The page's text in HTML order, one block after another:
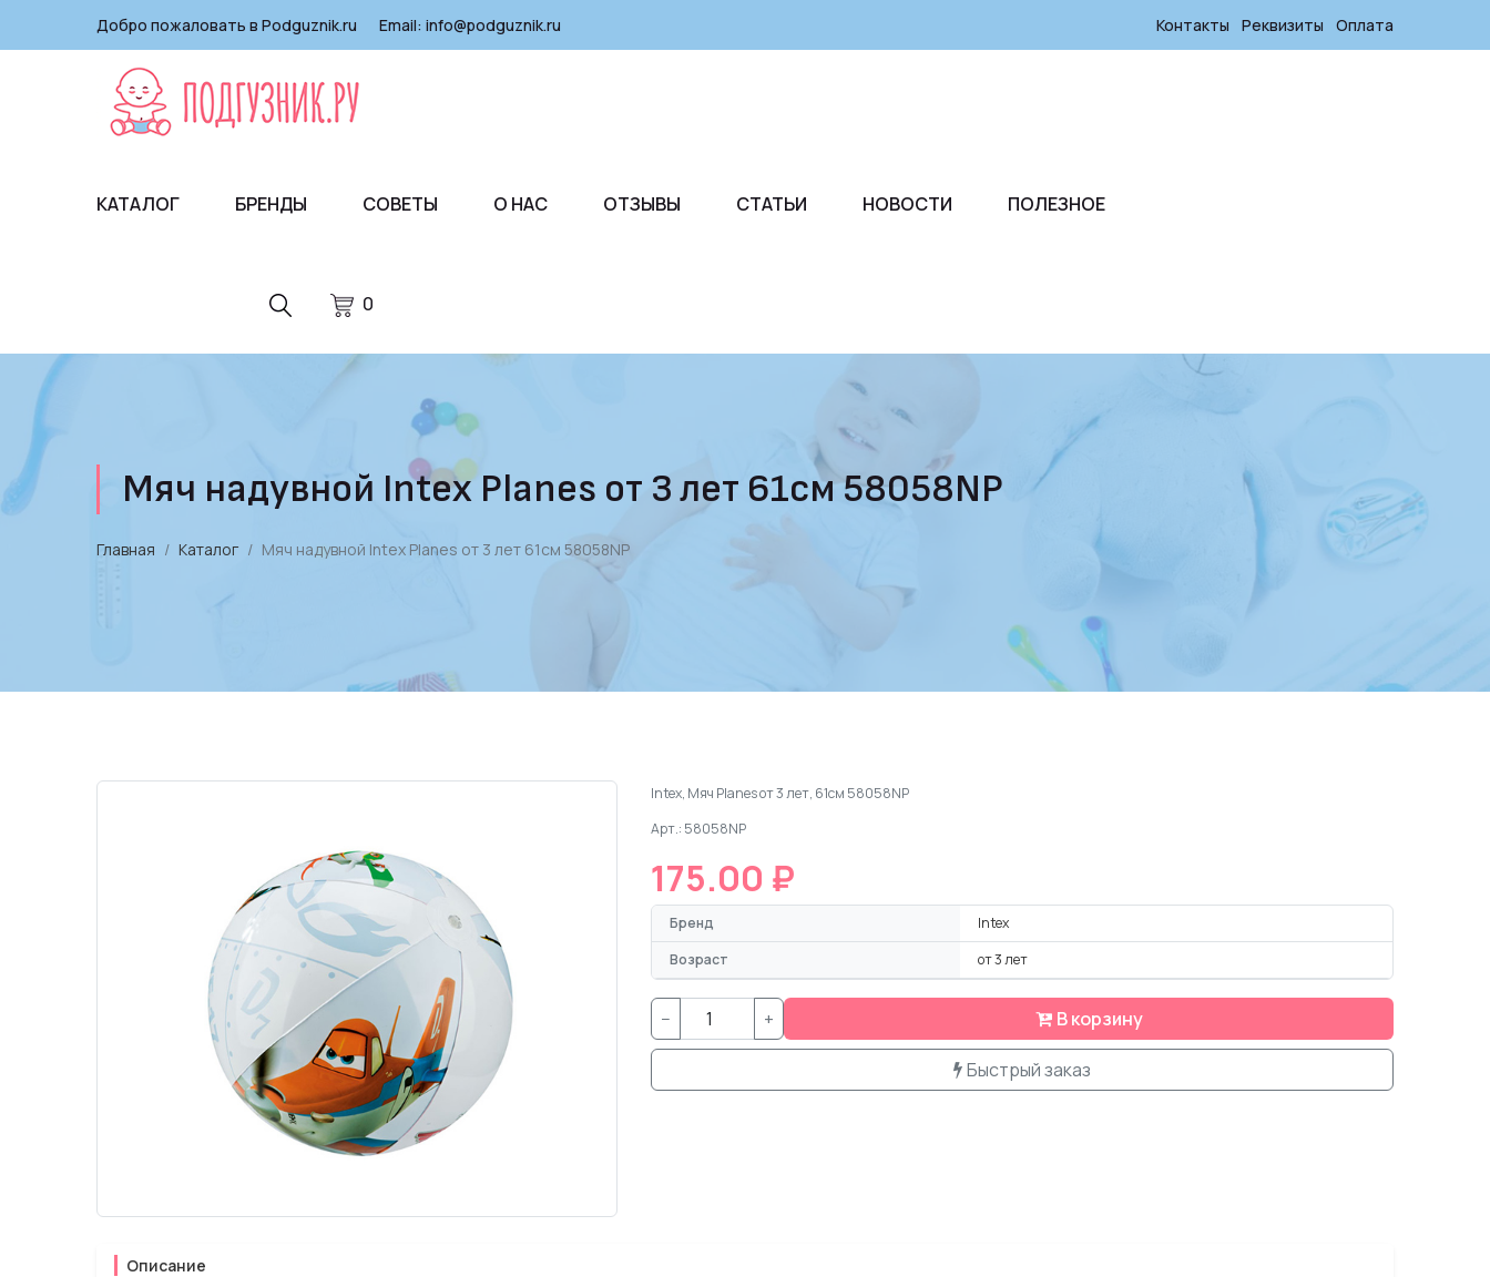
Добро пожаловать в Podguznik.ru Email: info@podguznik.ru Контакты Реквизиты Оплата
0
КАТАЛОГ БРЕНДЫ СОВЕТЫ О НАС ОТЗЫВЫ СТАТЬИ НОВОСТИ ПОЛЕЗНОЕ
Мяч надувной Intex Planes от 3 лет 61см 58058NP
Главная Каталог Мяч надувной Intex Planes от 3 лет 61см 58058NP
Intex, Мяч Planes от 3 лет, 61см 58058NP
Арт.: 58058NP
175.00 ₽
Бренд
Intex
Возраст
от 3 лет
− + В корзину
Быстрый заказ
Описание